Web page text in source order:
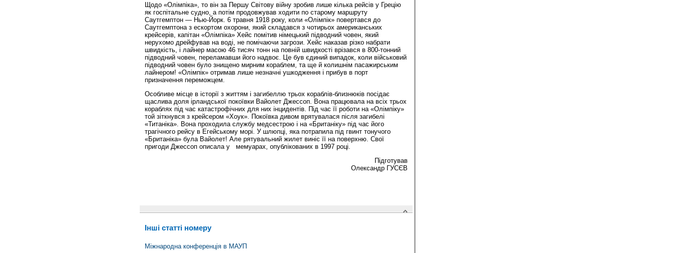
Щодо «Олімпіка», то він за Першу Світову війну зробив лише кілька рейсів у Грецію
як госпітальне судно, а потім продовжував ходити по старому маршруту
Саутгемптон — Нью-Йорк. 6 травня 1918 року, коли «Олімпік» повертався до
Саутгемптона з ескортом охорони, який складався з чотирьох американських
крейсерів, капітан «Олімпіка» Хейс помітив німецький підводний човен, який
нерухомо дрейфував на воді, не помічаючи загрози. Хейс наказав різко набрати
швидкість, і лайнер масою 46 тисяч тонн на повній швидкості врізався в 800-тонний
підводний човен, переламавши його надвоє. Це був єдиний випадок, коли військовий
підводний човен було знищено мирним кораблем, та ще й колишнім пасажирським
лайнером! «Олімпік» отримав лише незначні ушкодження і прибув в порт
призначення переможцем.
Особливе місце в історії з життям і загибеллю трьох кораблів-близнюків посідає
щаслива доля ірландської покоївки Вайолет Джессоп. Вона працювала на всіх трьох
кораблях під час катастрофічних для них інцидентів. Під час її роботи на «Олімпіку»
той зіткнувся з крейсером «Хоук». Покоївка дивом врятувалася після загибелі
«Титаніка». Вона проходила службу медсестрою і на «Британіку» під час його
трагічного рейсу в Егейському морі. У шлюпці, яка потрапила під гвинт тонучого
«Британіка» була Вайолет! Але рятувальний жилет виніс її на поверхню. Свої
пригоди Джессоп описала у мемуарах, опублікованих в 1997 році.
Підготував
Олександр ГУСЄВ
Інші статті номеру
Міжнародна конференція в МАУП